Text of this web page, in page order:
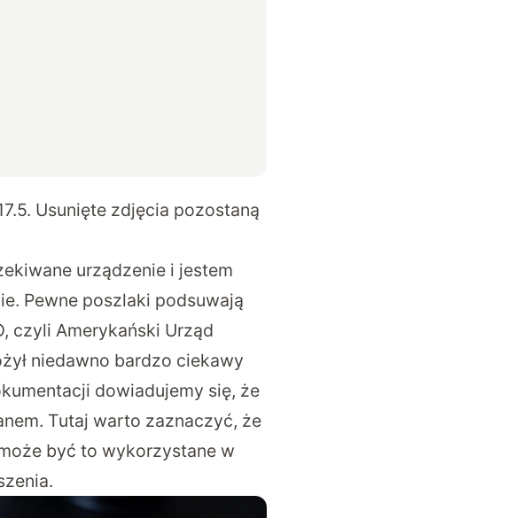
Usunięte zdjęcia pozostaną
urządzenie i jestem
Pewne poszlaki podsuwają
czyli Amerykański Urząd
niedawno bardzo ciekawy
dowiadujemy się, że
Tutaj warto zaznaczyć, że
być to wykorzystane w